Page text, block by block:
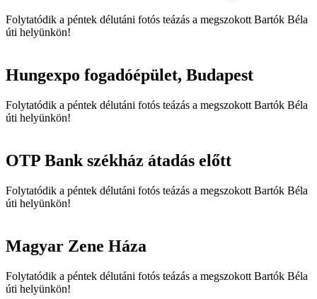
Folytatódik a péntek délutáni fotós teázás a megszokott Bartók Béla
úti helyünkön!
Hungexpo fogadóépület, Budapest
Folytatódik a péntek délutáni fotós teázás a megszokott Bartók Béla
úti helyünkön!
OTP Bank székház átadás előtt
Folytatódik a péntek délutáni fotós teázás a megszokott Bartók Béla
úti helyünkön!
Magyar Zene Háza
Folytatódik a péntek délutáni fotós teázás a megszokott Bartók Béla
úti helyünkön!